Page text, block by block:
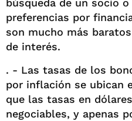
preferencias por
son mucho más
de interés.
. - Las tasas de los
por inflación se ubican
que las tasas en
negociables, y apenas